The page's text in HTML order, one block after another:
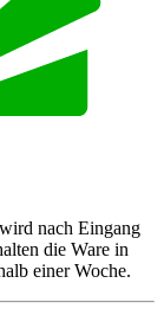
nach Eingang
die Ware in
einer Woche.